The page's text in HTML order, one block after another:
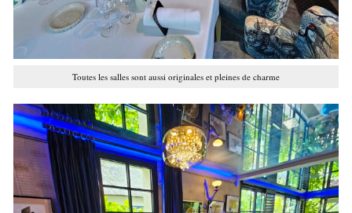
Toutes les salles sont aussi originales et pleines de charme